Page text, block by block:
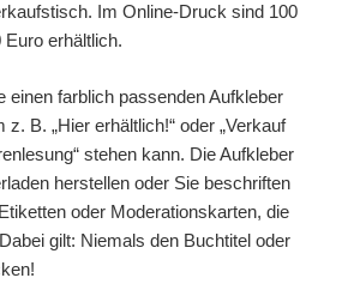
Im Online-Druck sind 100
erhältlich.
einen farblich passenden Aufkleber
z. B. „Hier erhältlich!“ oder „Verkauf
stehen kann. Die Aufkleber
herstellen oder Sie beschriften
oder Moderationskarten, die
gilt: Niemals den Buchtitel oder